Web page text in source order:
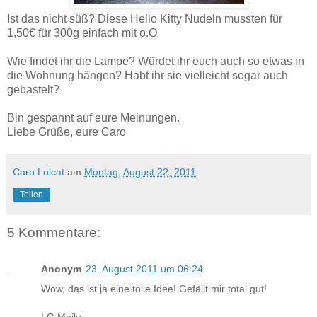
Ist das nicht süß? Diese Hello Kitty Nudeln mussten für
1,50€ für 300g einfach mit o.O
Wie findet ihr die Lampe? Würdet ihr euch auch so etwas in
die Wohnung hängen? Habt ihr sie vielleicht sogar auch
gebastelt?
Bin gespannt auf eure Meinungen.
Liebe Grüße, eure Caro
Caro Lolcat am Montag, August 22, 2011
Teilen
5 Kommentare:
Anonym 23. August 2011 um 06:24
Wow, das ist ja eine tolle Idee! Gefällt mir total gut!